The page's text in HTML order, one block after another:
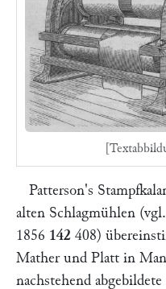
Patterson's
alten Schlagmühlen
1856 142 408)
Mather und Platt in
nachstehend